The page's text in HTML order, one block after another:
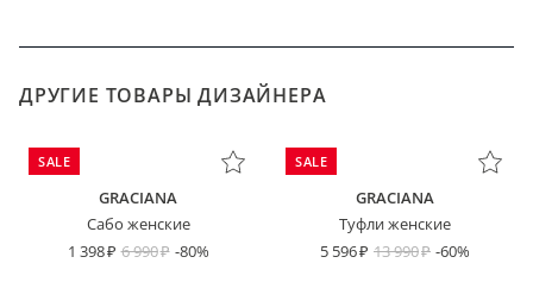
ДРУГИЕ ТОВАРЫ ДИЗАЙНЕРА
SALE
GRACIANA
Сабо женские
1 398
6 990 -80%
SALE
GRACIANA
Туфли женские
5 596
13 990 -60%